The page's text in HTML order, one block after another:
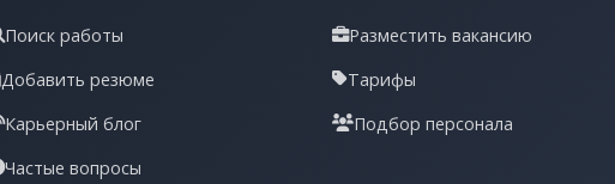
Поиск работы
Добавить резюме
Карьерный блог
Частые вопросы
Разместить вакансию
Тарифы
Подбор персонала